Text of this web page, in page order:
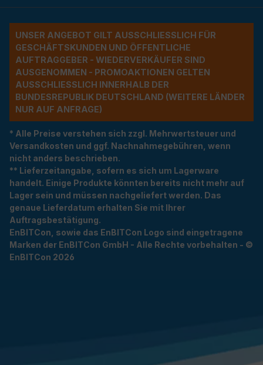
UNSER ANGEBOT GILT AUSSCHLIESSLICH FÜR G
ESCHÄFTSKUNDEN UND ÖFFENTLICHE A
UFTRAGGEBER - WIEDERVERKÄUFER SIND A
USGENOMMEN - PROMOAKTIONEN GELTEN A
USSCHLIESSLICH INNERHALB DER BU
NDESREPUBLIK DEUTSCHLAND (WEITERE LÄNDER NU
R AUF ANFRAGE)
* Alle Preise verstehen sich zzgl. Mehrwertsteuer und
Versandkosten und ggf. Nachnahmegebühren, wenn
nicht anders beschrieben.
** Lieferzeitangabe, sofern es sich um Lagerware
handelt. Einige Produkte könnten bereits nicht mehr auf
Lager sein und müssen nachgeliefert werden. Das
genaue Lieferdatum erhalten Sie mit Ihrer
Auftragsbestätigung.
EnBITCon, sowie das EnBITCon Logo sind eingetragene
Marken der EnBITCon GmbH - Alle Rechte vorbehalten - ©
EnBITCon 2026